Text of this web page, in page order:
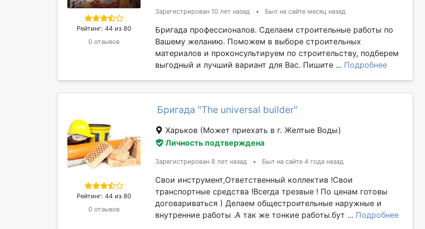
Рейтинг: 44 из 80
0 отзывов
Зарегистрирован 10 лет назад • Был на сайте месяц назад
Бригада профессионалов. Сделаем строительные работы по
Вашему желанию. Поможем в выборе строительных
материалов и проконсультируем по строительству, подберем
выгодный и лучший вариант для Вас. Пишите ... Подробнее
Рейтинг: 44 из 80
0 отзывов
Бригада "The universal builder"
Харьков (Может приехать в г. Желтые Воды)
Личность подтверждена
Зарегистрирован 8 лет назад • Был на сайте 4 года назад
Свои инструмент,Ответственный коллектив !Свои
транспортные средства !Всегда трезвые ! По ценам готовы
договариваться ) Делаем общестроительные наружные и
внутренние работы .А так же тонкие работы.бут ... Подробнее